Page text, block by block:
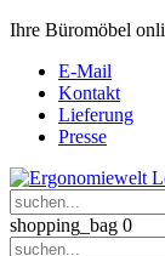
Ihre Büromöbel
E-Mail
Kontakt
Lieferung
Presse
shopping_bag 0